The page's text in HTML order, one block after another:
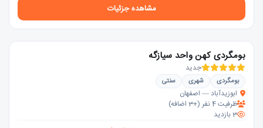
مشاهده جزئیات
بومگردی کهن واحد سیازگه
جدید
بومگردی شهری سنتی
ابوزیدآباد — اصفهان
ظرفیت 4 نفر (+3 اضافه)
3 بازدید